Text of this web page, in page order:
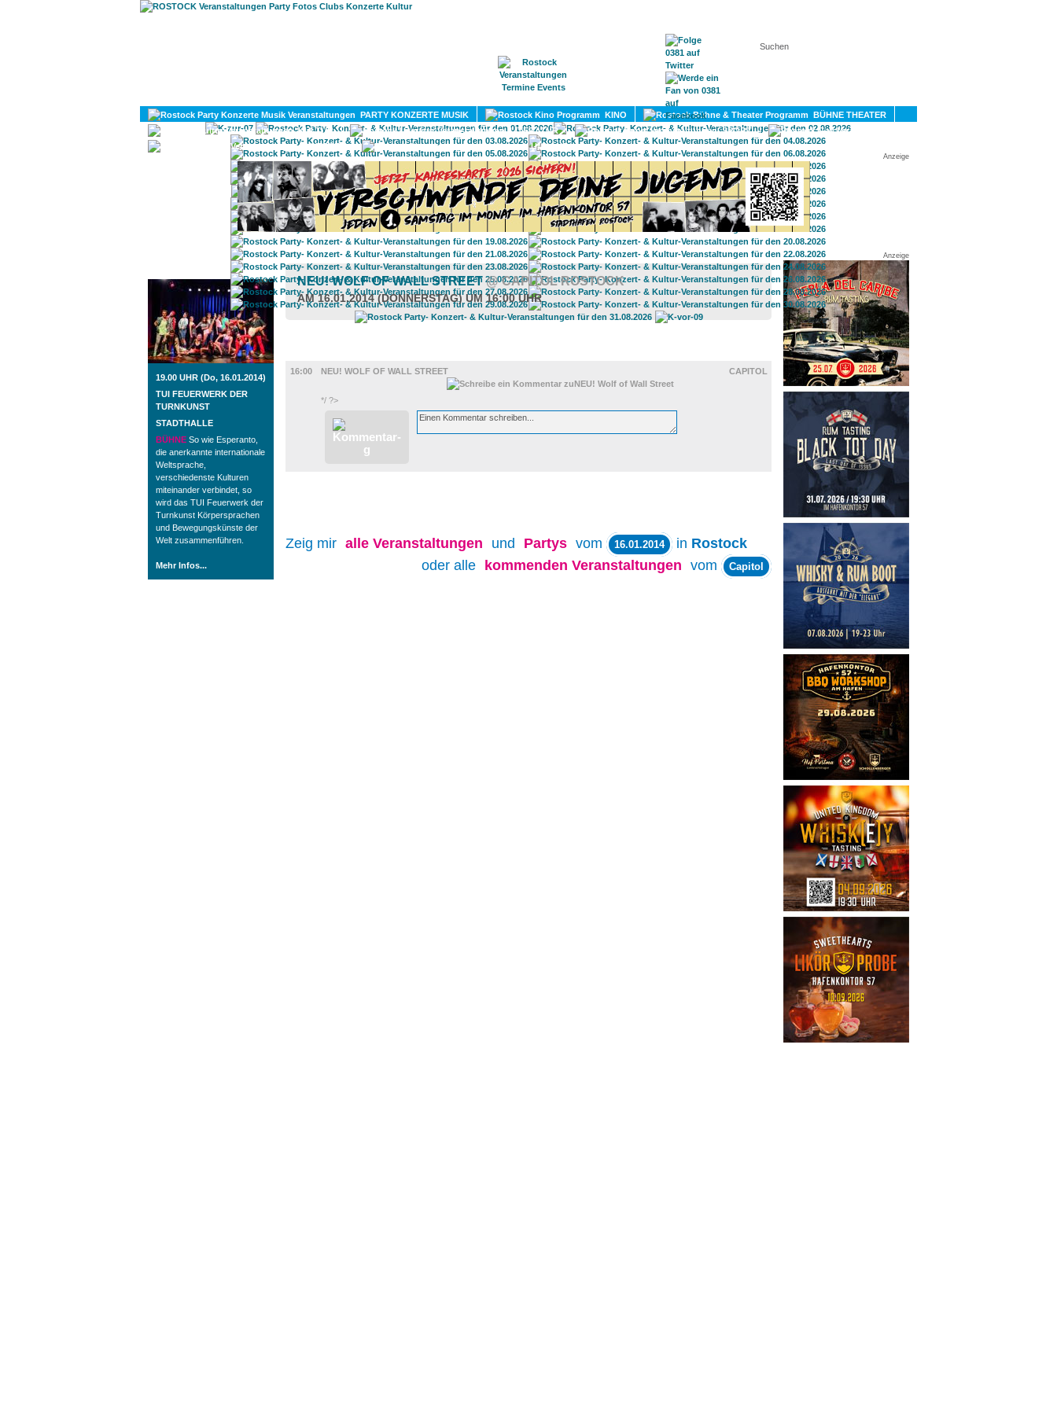
KONTAKT
PARTY KONZERTE MUSIK KINO
BÜHNE THEATER
KULTUR
LITERATUR SPORT
DIVERSES
UMLAND
Anzeige
ROSTOCK TAGESTIPP
19.00 UHR (Do, 16.01.2014)
TUI FEUERWERK DER
TURNKUNST
STADTHALLE
BÜHNE So wie Esperanto,
die anerkannte internationale
Weltsprache,
verschiedenste Kulturen
miteinander verbindet, so
wird das TUI Feuerwerk der
Turnkunst Körpersprachen
und Bewegungskünste der
Welt zusammenführen.
Mehr Infos...
Anzeige
NEU! WOLF OF WALL STREET@ CAPITOL ROSTOCK
AM 16.01.2014 (DONNERSTAG) UM 16:00 UHR
16:00
NEU! WOLF OF WALL STREET CAPITOL
*/ ?>
Zeig mir alle Veranstaltungen und Partys vom 16.01.2014 in Rostock
oder alle
kommenden Veranstaltungen vom Capitol